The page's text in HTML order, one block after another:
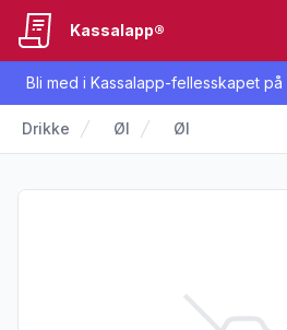
Bli med i Kassalapp-fellesskapet på
Kassalapp®
Drikke Øl Øl